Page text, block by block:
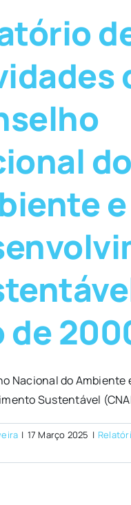
do
de
Nacional do Ambiente
Sustentável
| 17 Março 2025 |